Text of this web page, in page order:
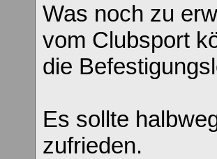
Was noch zu
vom Clubsport
die
Es sollte
zufrieden.